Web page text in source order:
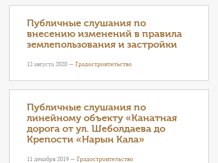
Публичные слушания по
внесению изменений в правила
землепользования и застройки
12 августа 2020 — Градостроительство
Публичные слушания по
линейному объекту «Канатная
дорога от ул. Шеболдаева до
Крепости «Нарын Кала»
11 декабря 2019 — Градостроительство